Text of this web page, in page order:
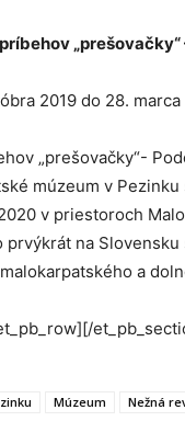
2019 do 28.
„prešovačky“-
múzeum v
v priestoroch
prvýkrát na
a
Múzeum Nežná